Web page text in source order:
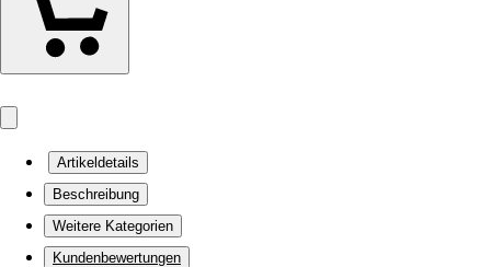
Artikeldetails
Beschreibung
Weitere Kategorien
Kundenbewertungen